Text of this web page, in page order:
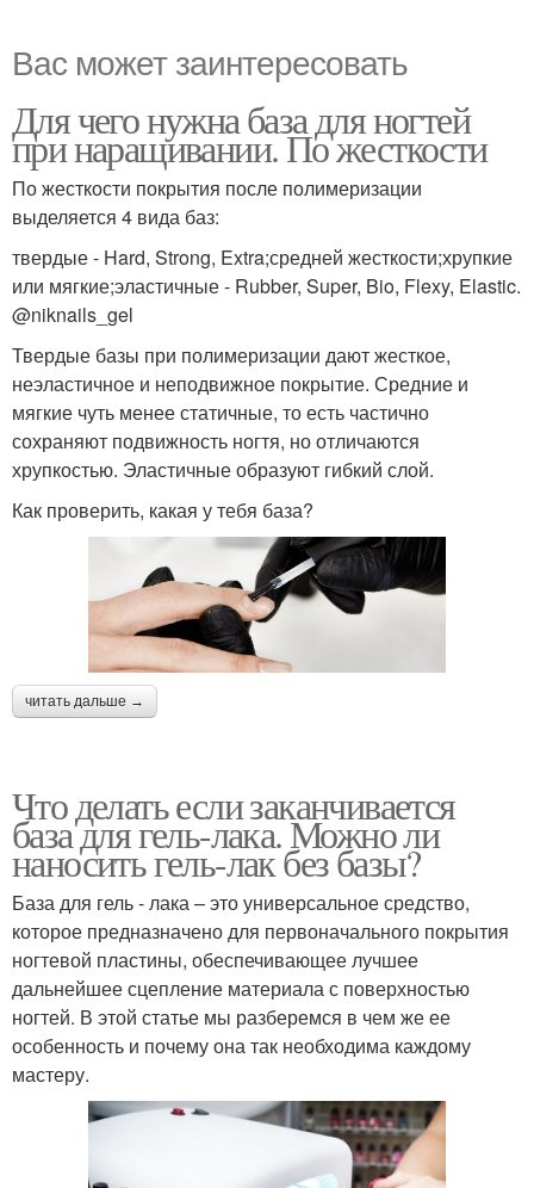
Вас может заинтересовать
Для чего нужна база для ногтей
при наращивании. По жесткости
По жесткости покрытия после полимеризации
выделяется 4 вида баз:
твердые - Hard, Strong, Extra;средней жесткости;хрупкие
или мягкие;эластичные - Rubber, Super, Bio, Flexy, Elastic.
@niknails_gel
Твердые базы при полимеризации дают жесткое,
неэластичное и неподвижное покрытие. Средние и
мягкие чуть менее статичные, то есть частично
сохраняют подвижность ногтя, но отличаются
хрупкостью. Эластичные образуют гибкий слой.
Как проверить, какая у тебя база?
читать дальше →
Что делать если заканчивается
база для гель-лака. Можно ли
наносить гель-лак без базы?
База для гель - лака – это универсальное средство,
которое предназначено для первоначального покрытия
ногтевой пластины, обеспечивающее лучшее
дальнейшее сцепление материала с поверхностью
ногтей. В этой статье мы разберемся в чем же ее
особенность и почему она так необходима каждому
мастеру.